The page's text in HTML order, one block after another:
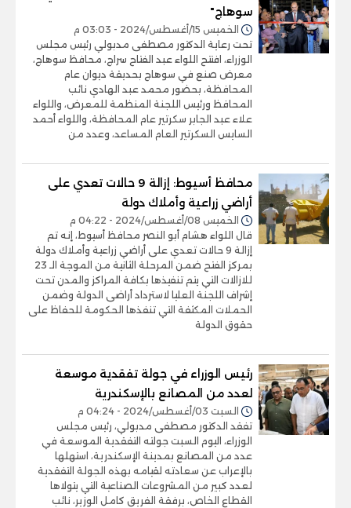
سوهاج"
الخميس 15/أغسطس/2024 - 03:03 م
تحت رعاية الدكتور مصطفى مدبولي رئيس مجلس
الوزراء، افتتح اللواء عبد الفتاح سراج، محافظ سوهاج،
معرض صنع في سوهاج بحديقة ديوان عام
المحافظة، بحضور محمد عبد الهادي نائب
المحافظ ورئيس اللجنة المنظمة للمعرض، واللواء
علاء عبد الجابر سكرتير عام المحافظة، واللواء أحمد
السايس السكرتير العام المساعد، وعدد من
محافظ أسيوط: إزالة 9 حالات تعدي على
أراضي زراعية وأملاك دولة
الخميس 08/أغسطس/2024 - 04:22 م
قال اللواء هشام أبو النصر محافظ أسيوط، إنه تم
إزالة 9 حالات تعدي على أراضي زراعية وأملاك دولة
بمركز الفتح ضمن المرحلة الثانية من الموجة الـ 23
للازالات التي يتم تنفيذها بكافة المراكز والمدن تحت
إشراف اللجنة العليا لاسترداد أراضى الدولة وضمن
الحملات المكثفة التي تنفذها الحكومة للحفاظ على
حقوق الدولة
رئيس الوزراء في جولة تفقدية موسعة
لعدد من المصانع بالإسكندرية
السبت 03/أغسطس/2024 - 04:24 م
تفقد الدكتور مصطفى مدبولي، رئيس مجلس
الوزراء، اليوم السبت جولته التفقدية الموسعة في
عدد من المصانع بمدينة الإسكندرية، استهلها
بالإعراب عن سعادته لقيامه بهذه الجولة التفقدية
لعدد كبير من المشروعات الصناعية التي يتولاها
القطاع الخاص، برفقة الفريق كامل الوزير، نائب